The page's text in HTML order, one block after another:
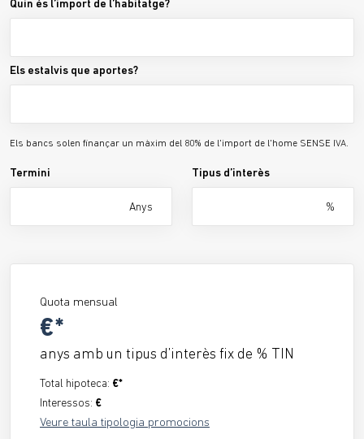
Quin és l’import de l’habitatge?
Els estalvis que aportes?
Els bancs solen finançar un màxim del 80% de l'import de l'home SENSE IVA.
Termini
Anys
Tipus d’interès
%
Quota mensual
€*
anys amb un tipus d’interès fix de % TIN
Total hipoteca: €*
Interessos: €
Veure taula tipologia promocions